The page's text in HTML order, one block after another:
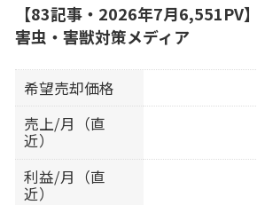
【83記事・2026年7月6,551PV
害虫・害獣対策メディア
希望売却価格
売上/月（直
近）
利益/月（直
近）